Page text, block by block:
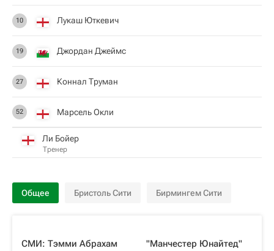
10 Лукаш Юткевич
19 Джордан Джеймс
27 Коннал Труман
52 Марсель Окли
Ли Бойер
Тренер
Общее Бристоль Сити Бирмингем Сити
СМИ: Тэмми Абрахам
"Манчестер Юнайтед"